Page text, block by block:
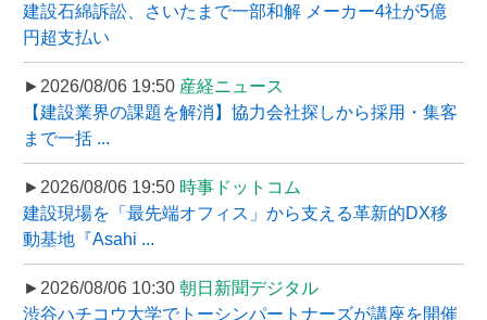
建設石綿訴訟、さいたまで一部和解 メーカー4社が5億
円超支払い
►2026/08/06 19:50 産経ニュース
【建設業界の課題を解消】協力会社探しから採用・集客
まで一括 ...
►2026/08/06 19:50 時事ドットコム
建設現場を「最先端オフィス」から支える革新的DX移
動基地『Asahi ...
►2026/08/06 10:30 朝日新聞デジタル
渋谷ハチコウ大学でトーシンパートナーズが講座を開催